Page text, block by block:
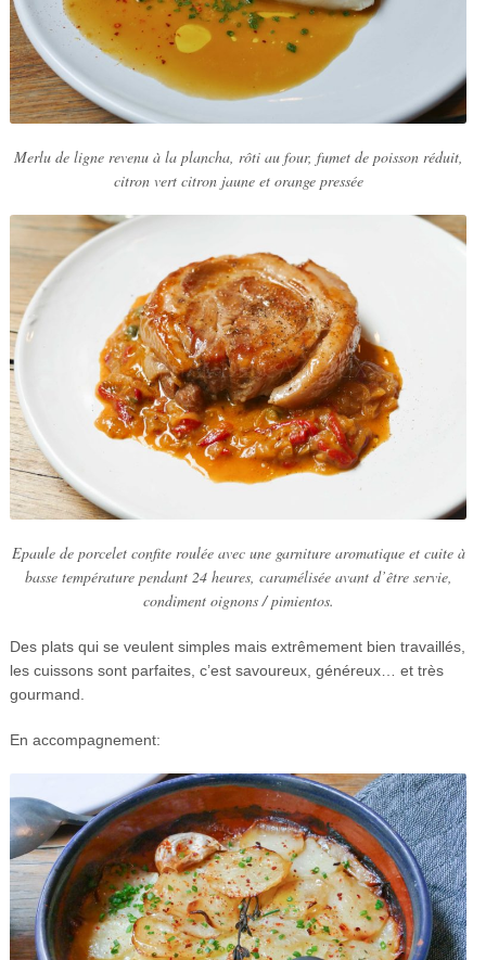
Merlu de ligne revenu à la plancha, rôti au four, fumet de poisson réduit,
citron vert citron jaune et orange pressée
Epaule de porcelet confite roulée avec une garniture aromatique et cuite à
basse température pendant 24 heures, caramélisée avant d’être servie,
condiment oignons / pimientos.
Des plats qui se veulent simples mais extrêmement bien travaillés,
les cuissons sont parfaites, c’est savoureux, généreux… et très
gourmand.
En accompagnement: